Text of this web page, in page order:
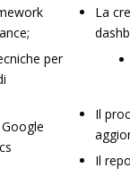
per
La
Il
Il